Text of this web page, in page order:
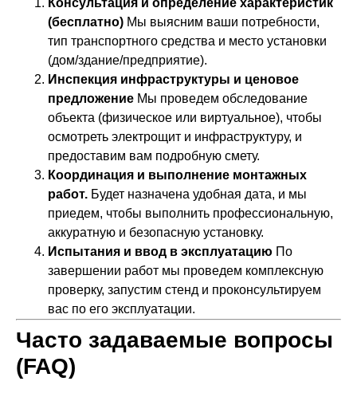
(бесплатно) Мы выясним ваши потребности,
тип транспортного средства и место установки
(дом/здание/предприятие).
Инспекция инфраструктуры и ценовое
предложение Мы проведем обследование
объекта (физическое или виртуальное), чтобы
осмотреть электрощит и инфраструктуру, и
предоставим вам подробную смету.
Координация и выполнение монтажных
работ. Будет назначена удобная дата, и мы
приедем, чтобы выполнить профессиональную,
аккуратную и безопасную установку.
Испытания и ввод в эксплуатацию По
завершении работ мы проведем комплексную
проверку, запустим стенд и проконсультируем
вас по его эксплуатации.
Часто задаваемые вопросы
(FAQ)